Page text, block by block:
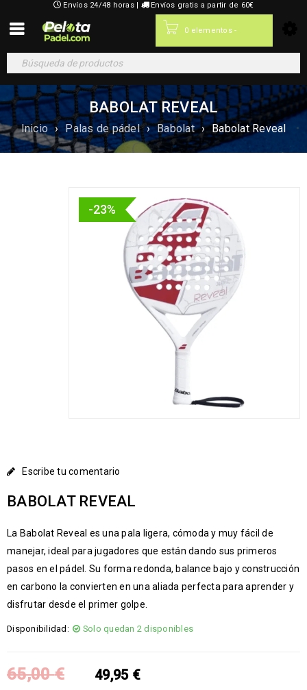
Envíos 24/48 horas | Envíos gratis a partir de 60€
0 elementos -
BABOLAT REVEAL
Inicio › Palas de pádel › Babolat › Babolat Reveal
-23%
Escribe tu comentario
BABOLAT REVEAL
La Babolat Reveal es una pala ligera, cómoda y muy fácil de
manejar, ideal para jugadores que están dando sus primeros
pasos en el pádel. Su forma redonda, balance bajo y construcción
en carbono la convierten en una aliada perfecta para aprender y
disfrutar desde el primer golpe.
Disponibilidad: Solo quedan 2 disponibles
65,00€ 49,95 €